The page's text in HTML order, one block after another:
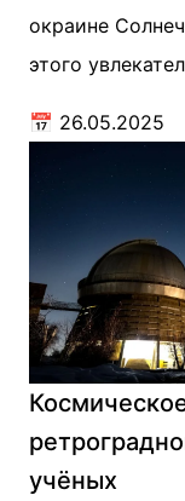
окраине
этого
📅 26.05.2025
учёных